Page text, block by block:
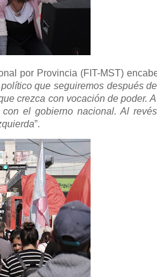
por Provincia (FIT-MST)
que seguiremos después
crezca con vocación de poder.
el gobierno nacional. Al
”.